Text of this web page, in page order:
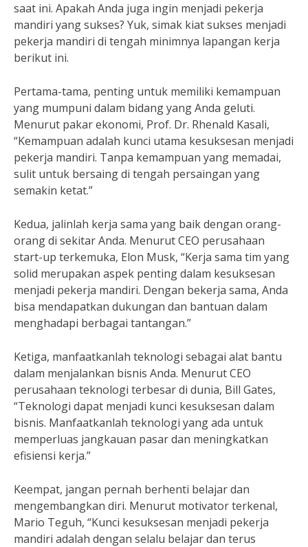
saat ini. Apakah Anda juga ingin menjadi pekerja
mandiri yang sukses? Yuk, simak kiat sukses menjadi
pekerja mandiri di tengah minimnya lapangan kerja
berikut ini.
Pertama-tama, penting untuk memiliki kemampuan
yang mumpuni dalam bidang yang Anda geluti.
Menurut pakar ekonomi, Prof. Dr. Rhenald Kasali,
“Kemampuan adalah kunci utama kesuksesan menjadi
pekerja mandiri. Tanpa kemampuan yang memadai,
sulit untuk bersaing di tengah persaingan yang
semakin ketat.”
Kedua, jalinlah kerja sama yang baik dengan orang-
orang di sekitar Anda. Menurut CEO perusahaan
start-up terkemuka, Elon Musk, “Kerja sama tim yang
solid merupakan aspek penting dalam kesuksesan
menjadi pekerja mandiri. Dengan bekerja sama, Anda
bisa mendapatkan dukungan dan bantuan dalam
menghadapi berbagai tantangan.”
Ketiga, manfaatkanlah teknologi sebagai alat bantu
dalam menjalankan bisnis Anda. Menurut CEO
perusahaan teknologi terbesar di dunia, Bill Gates,
“Teknologi dapat menjadi kunci kesuksesan dalam
bisnis. Manfaatkanlah teknologi yang ada untuk
memperluas jangkauan pasar dan meningkatkan
efisiensi kerja.”
Keempat, jangan pernah berhenti belajar dan
mengembangkan diri. Menurut motivator terkenal,
Mario Teguh, “Kunci kesuksesan menjadi pekerja
mandiri adalah dengan selalu belajar dan terus